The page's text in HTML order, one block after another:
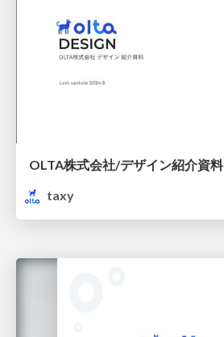
OLTA株式会社/デザイン紹介資料
taxy